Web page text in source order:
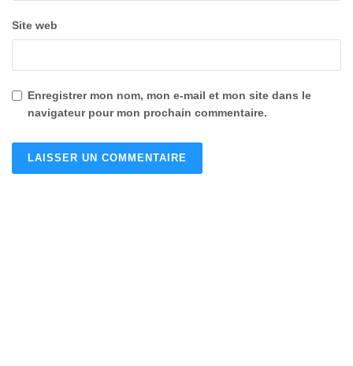
Site web
Enregistrer mon nom, mon e-mail et mon site dans le
navigateur pour mon prochain commentaire.